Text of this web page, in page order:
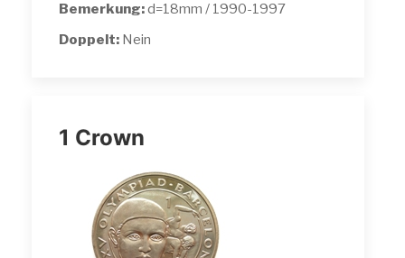
Bemerkung:d=18mm / 1990-1997
Doppelt: Nein
1 Crown